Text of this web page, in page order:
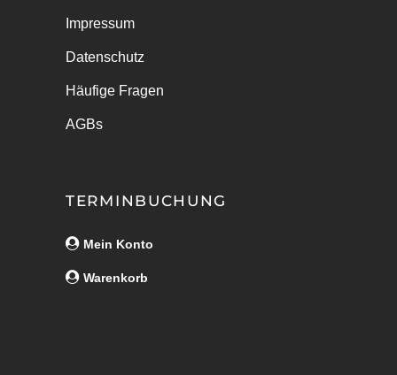
Impressum
Datenschutz
Häufige Fragen
AGBs
TERMINBUCHUNG
Mein Konto
Warenkorb